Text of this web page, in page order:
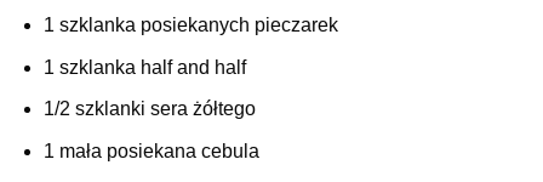
1 szklanka posiekanych pieczarek
1 szklanka half and half
1/2 szklanki sera żółtego
1 mała posiekana cebula